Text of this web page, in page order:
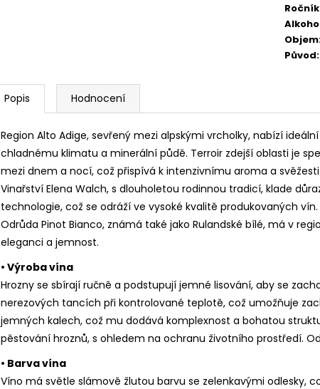
Ročník
Objem
Původ:
Popis Hodnocení
Region Alto Adige, sevřený mezi alpskými vrcholky, nabízí
chladnému klimatu a minerální půdě. Terroir zdejší oblasti je
mezi dnem a nocí, což přispívá k intenzivnímu aroma a
Vinařství Elena Walch, s dlouholetou rodinnou tradicí, klade
technologie, což se odráží ve vysoké kvalitě produkovaných vín.
Odrůda Pinot Bianco, známá také jako Rulandské bílé, má v
eleganci a jemnost.
• Výroba vína
Hrozny se sbírají ručně a podstupují jemné lisování, aby se
nerezových tancích při kontrolované teplotě, což umožňuje
jemných kalech, což mu dodává komplexnost a bohatou
pěstování hroznů, s ohledem na ochranu životního prostředí.
• Barva vína
Víno má světle slámově žlutou barvu se zelenkavými odlesky,